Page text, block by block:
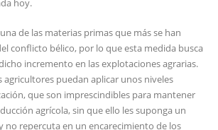
hoy.
de las materias primas que más se han
conflicto bélico, por lo que esta medida busca
incremento en las explotaciones agrarias.
agricultores puedan aplicar unos niveles
que son imprescindibles para mantener
agrícola, sin que ello les suponga un
no repercuta en un encarecimiento de los